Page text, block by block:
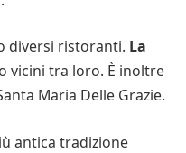
diversi ristoranti. La
vicini tra loro. È inoltre
Maria Delle Grazie.
antica tradizione